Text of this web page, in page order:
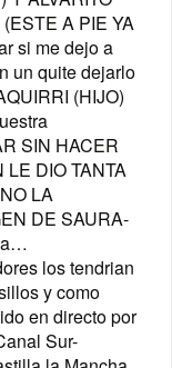
A PIE YA
si me dejo a
un quite dejarlo
(HIJO)
SIN HACER
DIO TANTA
LA
DE SAURA-
los tendrian
y como
en directo por
Sur-